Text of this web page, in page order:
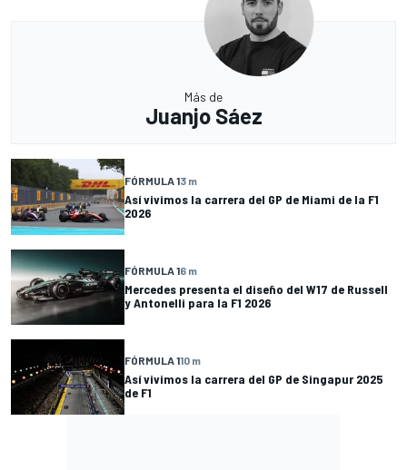
Más de
Juanjo Sáez
FÓRMULA 13 m
Así vivimos la carrera del GP de Miami de la F1
2026
FÓRMULA 16 m
Mercedes presenta el diseño del W17 de Russell
y Antonelli para la F1 2026
FÓRMULA 110 m
Así vivimos la carrera del GP de Singapur 2025
de F1